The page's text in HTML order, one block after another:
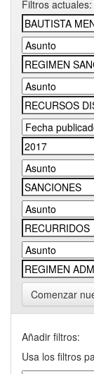
Filtros actuales:
Comenzar
Añadir filtros:
Usa los filtros